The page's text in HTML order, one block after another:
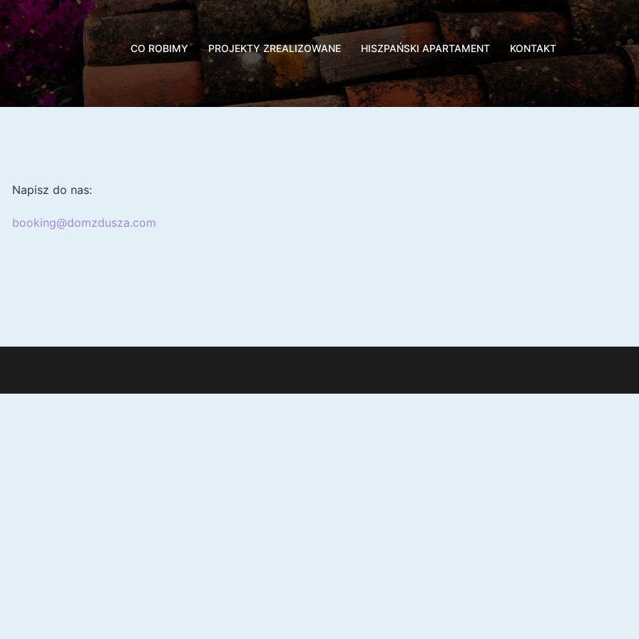
CO ROBIMY PROJEKTY ZREALIZOWANE HISZPAŃSKI APARTAMENT KONTAKT
Napisz do nas:
booking@domzdusza.com